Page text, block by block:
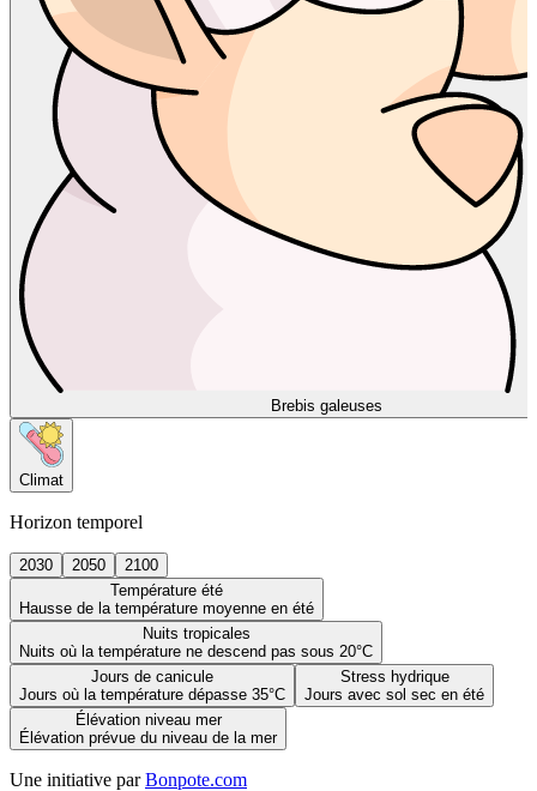
Brebis galeuses
Climat
Horizon temporel
2030 2050
2100
Température été
Hausse de la température moyenne en été
Nuits tropicales
Nuits où la température ne descend pas sous 20°C
Jours de canicule
Jours où la température dépasse 35°C
Stress hydrique
Jours avec sol sec en été
Élévation niveau mer
Élévation prévue du niveau de la mer
Une initiative par Bonpote.com